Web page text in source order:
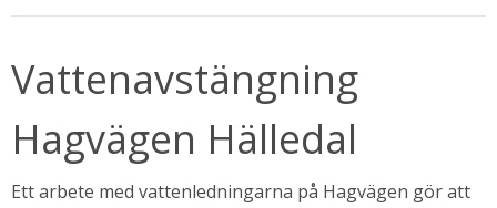
Vattenavstängning
Hagvägen Hälledal
Ett arbete med vattenledningarna på Hagvägen gör att